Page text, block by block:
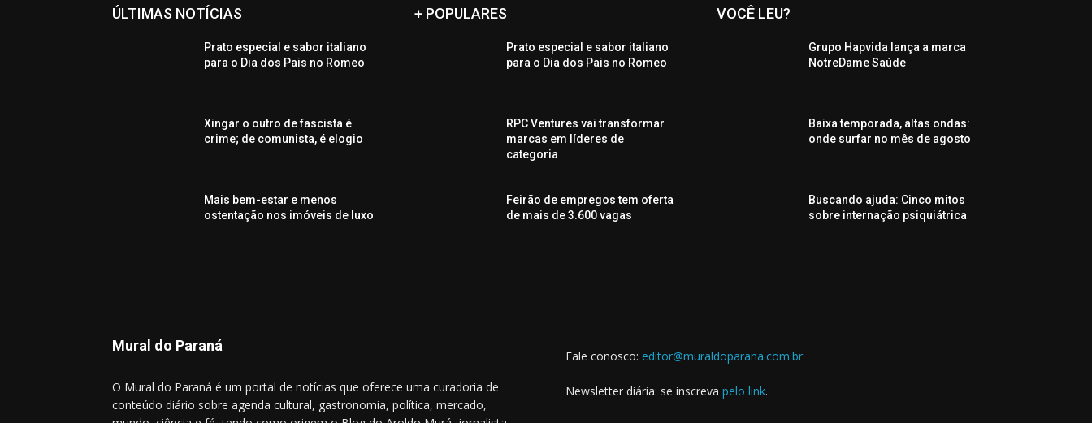
ÚLTIMAS NOTÍCIAS
Prato especial e sabor italiano
para o Dia dos Pais no Romeo
Xingar o outro de fascista é
crime; de comunista, é elogio
Mais bem-estar e menos
ostentação nos imóveis de luxo
+ POPULARES
Prato especial e sabor italiano
para o Dia dos Pais no Romeo
RPC Ventures vai transformar
marcas em líderes de
categoria
Feirão de empregos tem oferta
de mais de 3.600 vagas
VOCÊ LEU?
Grupo Hapvida lança a marca
NotreDame Saúde
Baixa temporada, altas ondas:
onde surfar no mês de agosto
Buscando ajuda: Cinco mitos
sobre internação psiquiátrica
Mural do Paraná
O Mural do Paraná é um portal de notícias que oferece uma curadoria de
conteúdo diário sobre agenda cultural, gastronomia, política, mercado,
Fale conosco: editor@muraldoparana.com.br
Newsletter diária: se inscreva pelo link.